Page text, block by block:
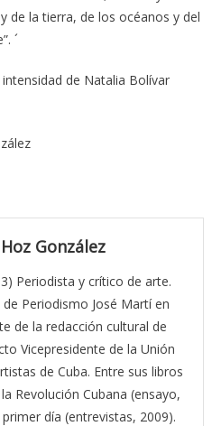
de la tierra, de los océanos y del
´
de Natalia Bolívar
González
Periodista y crítico de arte.
Periodismo José Martí en
de la redacción cultural de
Vicepresidente de la Unión
de Cuba. Entre sus libros
Revolución Cubana (ensayo,
día (entrevistas, 2009).